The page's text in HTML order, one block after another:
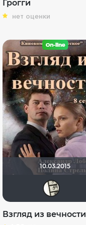
Грогги
нет оценки
10.03.2015
Взгляд из вечности